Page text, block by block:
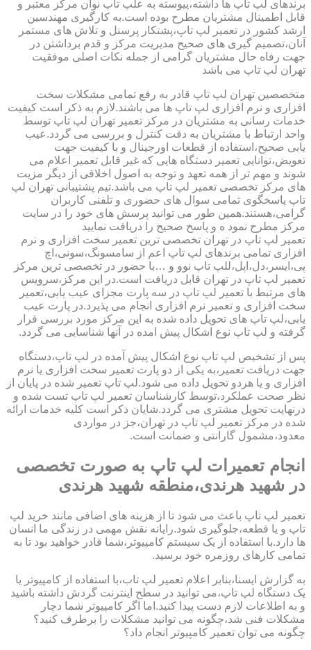
برندهای لپ تاپ ها داشته،پیوسته به علپ تاپ نوان مرکز معتبر و
قابل اطمینال مشتریان مطرح بوده است.به کارگیری مهندسین
ارشد کشور در تعمیر لپ تاپ،پشتکار پرسنل و تلاش های مستمر
آنان،تصمیم گیری های صحیح مدیریت مرکز و قدم برداشتن در
جهت رفاه حال مشتریان گرامی از جمله نکات اصلی موفقیت
تهران لپ تاپ می باشد
متخصصین تهران لپ تاپ قادر به رفع تمامی مشکلات سخت
افزاری و نرم افزاری لپ تاپ ها می باشند.لازم به ذکر است کیفیت
خدمات رسانی به مشتریان در مرکز تعمیر تهران لپ تاپ توسط
واحد ارتباط با مشتریان به دقت کنترل و بررسی می گردد.عیب
یابی صحیح،استفاده از قطعات اورجینال و با کیفیت جهت
تعویض،توانایی تعمیر دستگاه هایی که غیر قابل تعمیر اعلام می
شوند و مهم تر از همه تعهد و توجه به اصول اخلاقی از دیگر مزیت
های مرکز تخصصی تعمیر لپ تاپ می باشد.تیم پشتیبانی تهران لپ
تاپ پاسخگوی تمامی سوال های حضوری و تلفنی کاربران
گرامی،هستند.همین طور می توانید پرسش های خود را در سایت
مرکز مطرح نمود ه و پاسخ صحیح را دریافت نمایید
تعمیر لپ تاپ در تهران تخصصی ترین تعمیر سخت افزاری و نرم
افزاری تمامی برندهای لپ تاپ اعم از سامسونگ،سونی،اچ
پی،ایسر،دل،اپل،للپ تاپ نوو و …با حضور در تخصصی ترین مرکز
تعمیر لپ تاپ در تهران قابل دریافت است.در این مرکز،سرویس
های مرتبط با تعمیر لپ تاپ در سه پارت مجزای عیب یابی،تعمیر
سخت افزاری و تعمیر نرم افزاری انجام می پذیرد.در پارت عیب
یابی،لپ تاپ های تحویل داده شده به این مرکز مورد بررسی قرار
گرفته و لپ تاپ نوع اشکال پیش امده در آنها شناسایی می گردد.
پس از تشخیص لپ تاپ نوع اشکال پیش آمده در لپ تاپ،دستگاه
جهت دریافت تعمیر،به یکی از دو پارت تعمیر سخت افزاری یا نرم
افزاری و یا هردو تحویل داده می شود.لپ تاپ تعمیر شده در پایان از
نظر صحت عملکرد،توسط کارشناسان تعمیر لپ تاپ تست شده و
درنهایت تحویل مشتری می گردد.شایان ذکر است کلیه خدمات ارائه
شده در مرکز تعمیر لپ تاپ در تهران،جز در مواردی
معدود،مشمول گارانتی و ضمانت است.
انجام تعمیرات لپ تاپ به صورت تخصصی
در شهید هرندی،منطقه شهید هرندی
تعمیر لپ تاپ باعث می شود تا از هزینه های اضافی مانند خرید لپ
تاپ و یا قطعه،جلوگیری شود.رایانه نقش مهمی در زندگی ما انسان
ها دارد.با استفاده از یک سیستم کامپیوتر،شما قادر خواهید بود تا به
تمامی کارهای روزمره خود برسید.
به گزارش ایسنا،بنابر اعلام تعمیر لپ تاب،با استفاده از کامپیوتر یا
یک دستگاه لپ تاپ،می توانید در سطح اینترنت گردش داشته باشید
و به اطلاعات لازم دست پیدا کنید.اما اگر کامپیوتر شما دچار
مشکلات فنی شد،چگونه می توانید مشکلات را برطرف کنید؟
چگونه می توان تعمیر کامپیوتر انجام داد؟